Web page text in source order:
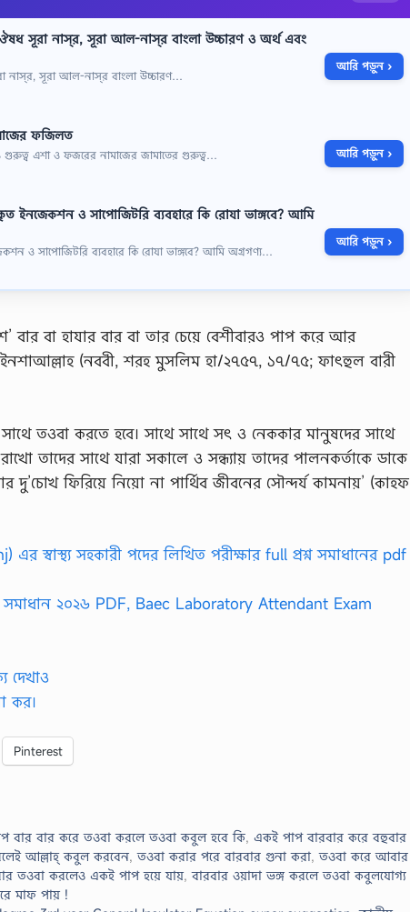
সূরা নাস্‌র, সূরা আল-নাস্‌র বাংলা উচ্চারণ ও অর্থ এবং
নাস্‌র, সূরা আল-নাস্‌র বাংলা উচ্চারণ…
আরি পড়ুন ›
ফজিলত
এশা ও ফজরের নামাজের জামাতের গুরুত্ব… আরি পড়ুন ›
ইনজেকশন ও সাপোজিটরি ব্যবহারে কি রোযা ভাঙ্গবে? আমি
ও সাপোজিটরি ব্যবহারে কি রোযা ভাঙ্গবে? আমি অগ্রগণ্য…
আরি পড়ুন ›
বার বা হাযার বার বা তার চেয়ে বেশীবারও পাপ করে আর
(নববী, শরহ মুসলিম হা/২৭৫৭, ১৭/৭৫; ফাৎহুল বারী
তওবা করতে হবে। সাথে সাথে সৎ ও নেককার মানুষদের সাথে
তাদের সাথে যারা সকালে ও সন্ধ্যায় তাদের পালনকর্তাকে ডাকে
ফিরিয়ে নিয়ো না পার্থিব জীবনের সৌন্দর্য কামনায়’ (কাহফ
স্বাস্থ্য সহকারী পদের লিখিত পরীক্ষার full প্রশ্ন সমাধানের pdf
সমাধান ২০২৬ PDF, Baec Laboratory Attendant Exam
দেখাও
কর।
Pinterest
বার বার করে তওবা করলে তওবা কবুল হবে কি,একই পাপ বারবার করে বহুবার
আল্লাহ্‌ কবুল করবেন,তওবা করার পরে বারবার গুনা করা,তওবা করে আবার
তওবা করলেও একই পাপ হয়ে যায়,বারবার ওয়াদা ভঙ্গ করলে তওবা কবুলযোগ্য
মাফ পায় !